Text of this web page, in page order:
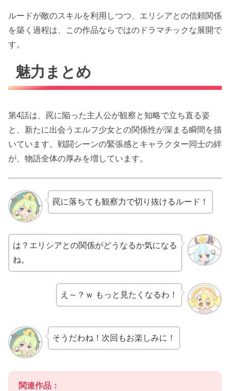
ルードが敵のスキルを利用しつつ、エリシアとの信頼関係
を築く過程は、この作品ならではのドラマチックな展開で
す。
魅力まとめ
第4話は、罠に陥った主人公が観察と知略で立ち直る姿
と、新たに出会うエルフ少女との関係性が深まる瞬間を描
いています。戦闘シーンの緊張感とキャラクター同士の絆
が、物語全体の厚みを増しています。
罠に落ちても観察力で切り抜けるルード！
は？エリシアとの関係がどうなるか気になる
ね。
え～？ｗ もっと見たくなるわ！
そうだわね！次回もお楽しみに！
関連作品：